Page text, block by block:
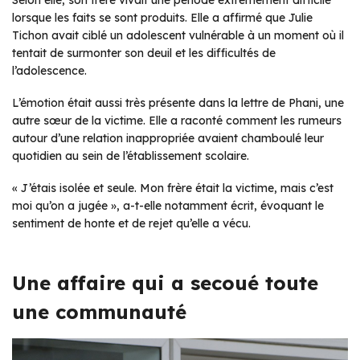
lorsque les faits se sont produits. Elle a affirmé que Julie
Tichon avait ciblé un adolescent vulnérable à un moment où il
tentait de surmonter son deuil et les difficultés de
l’adolescence.
L’émotion était aussi très présente dans la lettre de Phani, une
autre sœur de la victime. Elle a raconté comment les rumeurs
autour d’une relation inappropriée avaient chamboulé leur
quotidien au sein de l’établissement scolaire.
« J’étais isolée et seule. Mon frère était la victime, mais c’est
moi qu’on a jugée », a-t-elle notamment écrit, évoquant le
sentiment de honte et de rejet qu’elle a vécu.
Une affaire qui a secoué toute
une communauté